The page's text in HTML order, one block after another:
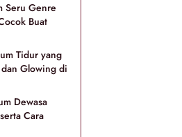
Seru Genre
Buat
Tidur yang
Glowing di
Dewasa
Cara